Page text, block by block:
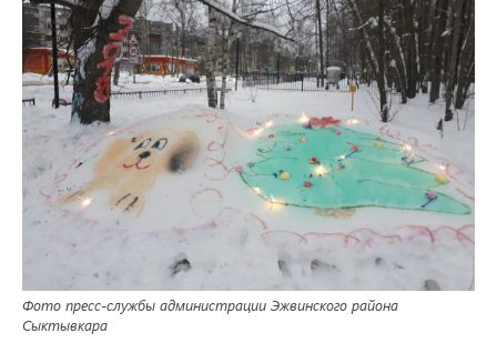
Фото пресс-службы администрации Эжвинского района
Сыктывкара